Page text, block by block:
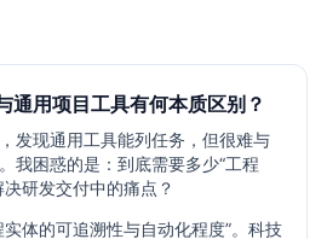
通用项目工具有何本质区别？
发现通用工具能列任务，但很难与
我困惑的是：到底需要多少“工程
研发交付中的痛点？
体的可追溯性与自动化程度”。科技